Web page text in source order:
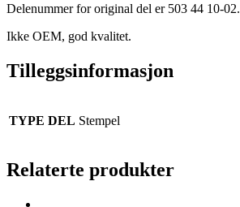
Delenummer for original del er 503 44 10-02.
Ikke OEM, god kvalitet.
Tilleggsinformasjon
TYPE DEL Stempel
Relaterte produkter